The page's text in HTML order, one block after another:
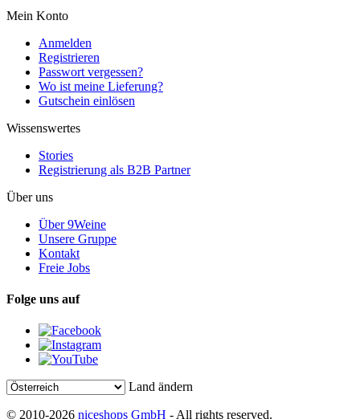
Mein Konto
Anmelden
Registrieren
Passwort vergessen?
Wo ist meine Lieferung?
Gutschein einlösen
Wissenswertes
Stories
Registrierung als B2B Partner
Über uns
Über 9Weine
Unsere Gruppe
Kontakt
Freie Jobs
Folge uns auf
Land ändern
© 2010-2026 niceshops GmbH - All rights reserved.